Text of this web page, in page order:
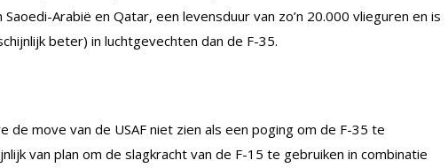
Arabië en Qatar, een levensduur van zo’n 20.000 vlieguren en is
beter) in luchtgevechten dan de F-35.
de move van de USAF niet zien als een poging om de F-35 te
van plan om de slagkracht van de F-15 te gebruiken in combinatie